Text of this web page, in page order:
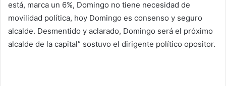
está, marca un 6%, Domingo no tiene necesidad de
movilidad política, hoy Domingo es consenso y seguro
alcalde. Desmentido y aclarado, Domingo será el próximo
alcalde de la capital” sostuvo el dirigente político opositor.